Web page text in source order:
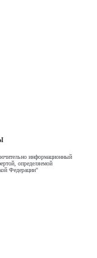
информационный
определяемой
Федерации"